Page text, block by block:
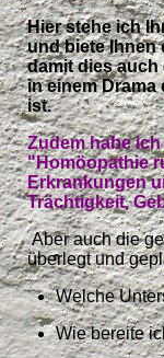
Hier stehe ich
und biete Ihnen
damit dies
in einem Drama
ist.
Zudem habe
"Homöopathie
Erkrankungen
Trächtigkeit,
Aber auch die
überlegt und
Welche
Wie bereite